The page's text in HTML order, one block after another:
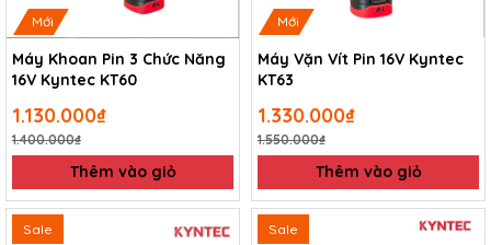
Mới
Máy Khoan Pin 3 Chức Năng
16V Kyntec KT60
1.130.000₫
1.400.000₫
Thêm vào giỏ
Mới
Máy Vặn Vít Pin 16V Kyntec
KT63
1.330.000₫
1.550.000₫
Thêm vào giỏ
Sale Sale